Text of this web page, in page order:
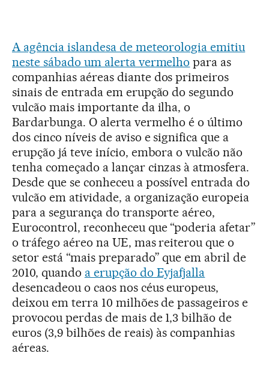
A agência islandesa de meteorologia emitiu
neste sábado um alerta vermelho para as
companhias aéreas diante dos primeiros
sinais de entrada em erupção do segundo
vulcão mais importante da ilha, o
Bardarbunga. O alerta vermelho é o último
dos cinco níveis de aviso e significa que a
erupção já teve início, embora o vulcão não
tenha começado a lançar cinzas à atmosfera.
Desde que se conheceu a possível entrada do
vulcão em atividade, a organização europeia
para a segurança do transporte aéreo,
Eurocontrol, reconheceu que “poderia afetar”
o tráfego aéreo na UE, mas reiterou que o
setor está “mais preparado” que em abril de
2010, quando a erupção do Eyjafjalla
desencadeou o caos nos céus europeus,
deixou em terra 10 milhões de passageiros e
provocou perdas de mais de 1,3 bilhão de
euros (3,9 bilhões de reais) às companhias
aéreas.